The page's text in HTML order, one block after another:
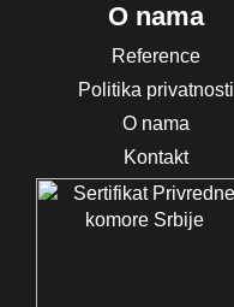
O nama
Reference
Politika privatnosti
O nama
Kontakt